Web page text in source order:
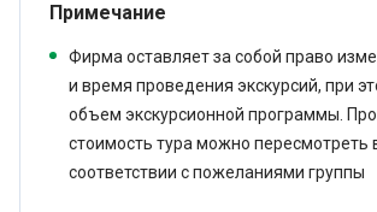
Примечание
Фирма оставляет за собой право
и время проведения экскурсий, при
объем экскурсионной программы.
стоимость тура можно пересмотреть
соответствии с пожеланиями группы